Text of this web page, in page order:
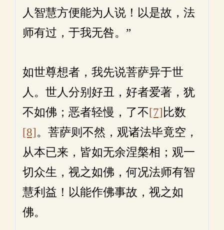
人智慧方便能为人说！以是故，法
师有过，于我无咎。”
如世尊想者，我先说菩萨异于世
人。世人分别好丑，好者爱著，犹
不如佛；恶者轻慢，了不[7]比数
[8]。菩萨则不然，观诸法毕竟空，
从本已来，皆如无余涅槃相；观一
切众生，视之如佛，何况法师有智
慧利益！以能作佛事故，视之如
佛。